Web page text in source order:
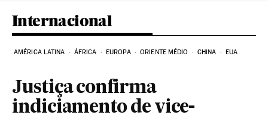
Internacional
AMÉRICA LATINA ÁFRICA EUROPA ORIENTE MÉDIO CHINA EUA
Justiça confirma
indiciamento de vice-